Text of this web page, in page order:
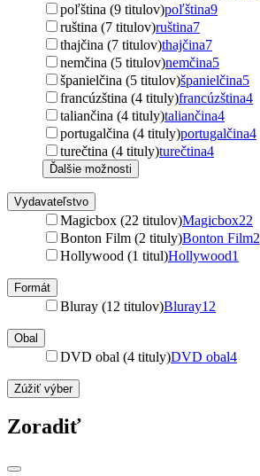
poľština (9 titulov)poľština9
ruština (7 titulov)ruština7
thajčina (7 titulov)thajčina7
nemčina (5 titulov)nemčina5
španielčina (5 titulov)španielčina5
francúzština (4 tituly)francúzština4
taliančina (4 tituly)taliančina4
portugalčina (4 tituly)portugalčina4
turečtina (4 tituly)turečtina4
Ďalšie možnosti
Vydavateľstvo
Magicbox (22 titulov)Magicbox22
Bonton Film (2 tituly)Bonton Film2
Hollywood (1 titul)Hollywood1
Formát
Bluray (12 titulov)Bluray12
Obal
DVD obal (4 tituly)DVD obal4
Zúžiť výber
Zoradiť